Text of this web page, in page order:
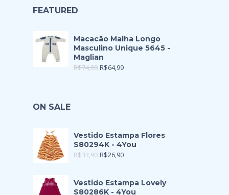
FEATURED
Macacão Malha Longo
Masculino Unique 5645 -
Maglian
R$74,90 R$64,99
ON SALE
Vestido Estampa Flores
S80294K - 4You
R$33,90 R$26,90
Vestido Estampa Lovely
S80286K - 4You